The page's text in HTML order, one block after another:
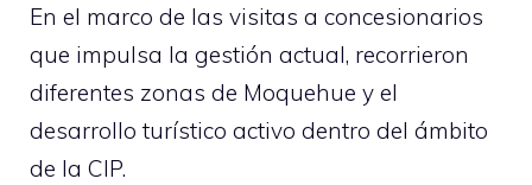
En el marco de las visitas a concesionarios
que impulsa la gestión actual, recorrieron
diferentes zonas de Moquehue y el
desarrollo turístico activo dentro del ámbito
de la CIP.